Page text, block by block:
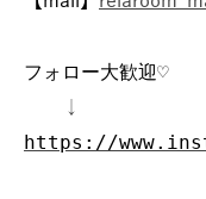
フォロー大歓迎♡
↓
https://